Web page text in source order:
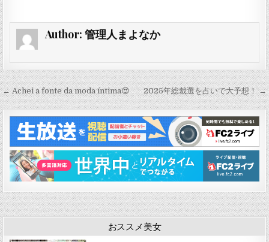
Author: 管理人まよなか
投
稿
ナ
ビ
ゲ
ー
シ
ョ
2025年総裁選を占いで大予想！ →
← Achei a fonte da moda íntima😍
おススメ美女